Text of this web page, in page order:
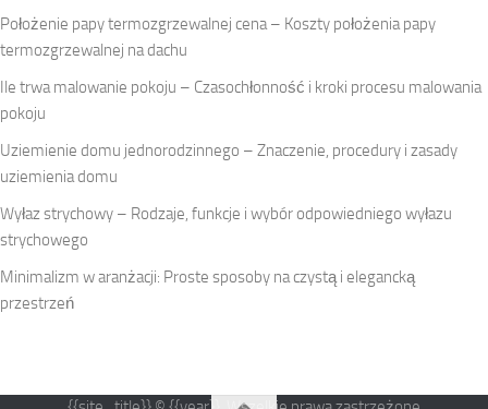
Położenie papy termozgrzewalnej cena – Koszty położenia papy
termozgrzewalnej na dachu
Ile trwa malowanie pokoju – Czasochłonność i kroki procesu malowania
pokoju
Uziemienie domu jednorodzinnego – Znaczenie, procedury i zasady
uziemienia domu
Wyłaz strychowy – Rodzaje, funkcje i wybór odpowiedniego wyłazu
strychowego
Minimalizm w aranżacji: Proste sposoby na czystą i elegancką
przestrzeń